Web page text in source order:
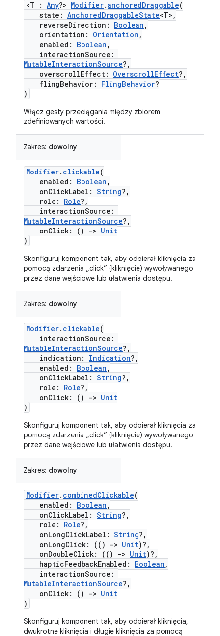
<T : Any?> Modifier.anchoredDraggable(
state: AnchoredDraggableState<T>,
reverseDirection: Boolean ,
orientation: Orientation ,
enabled: Boolean ,
interactionSource:
MutableInteractionSource?,
overscrollEffect: OverscrollEffect?,
flingBehavior: FlingBehavior?
)
Włącz gesty przeciągania między zbiorem
zdefiniowanych wartości.
Zakres: dowolny
Modifier. clickable(
enabled: Boolean ,
onClickLabel: String?,
role: Role?,
interactionSource:
MutableInteractionSource?,
onClick: ()
-> Unit
)
Skonfiguruj komponent tak, aby odbierał kliknięcia za
pomocą zdarzenia „click” (kliknięcie) wywoływanego
przez dane wejściowe lub ułatwienia dostępu.
Zakres: dowolny
Modifier. clickable(
interactionSource:
MutableInteractionSource?,
indication: Indication?,
enabled: Boolean ,
onClickLabel: String?,
role: Role?,
onClick: ()
-> Unit
)
Skonfiguruj komponent tak, aby odbierał kliknięcia za
pomocą zdarzenia „click” (kliknięcie) wywoływanego
przez dane wejściowe lub ułatwienia dostępu.
Zakres: dowolny
Modifier. combinedClickable(
enabled: Boolean ,
onClickLabel: String?,
role: Role?,
onLongClickLabel: String?,
onLongClick: (()
-> Unit)?,
onDoubleClick: (()
-> Unit)?,
hapticFeedbackEnabled: Boolean ,
interactionSource:
MutableInteractionSource?,
onClick: ()
-> Unit
)
Skonfiguruj komponent tak, aby odbierał kliknięcia,
dwukrotne kliknięcia i długie kliknięcia za pomocą